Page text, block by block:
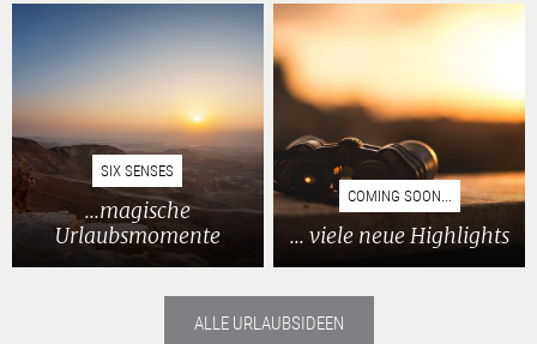
SIX SENSES
...magische
Urlaubsmomente
COMING SOON...
... viele neue Highlights
ALLE URLAUBSIDEEN